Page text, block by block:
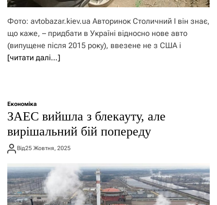
Фото: avtobazar.kiev.ua Авторинок Столичний І він знає,
що каже, – придбати в Україні відносно нове авто
(випущене після 2015 року), ввезене не з США і
[читати далі…]
Економіка
ЗАЕС вийшла з блекауту, але
вирішальний бій попереду
Від25 Жовтня, 2025